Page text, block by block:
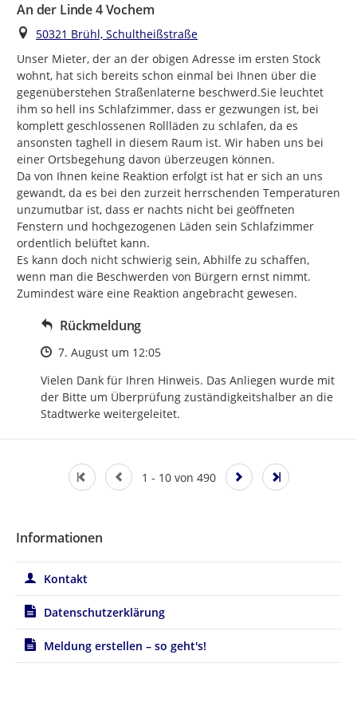
An der Linde 4 Vochem
Ort
50321 Brühl, Schultheißstraße
Unser Mieter, der an der obigen Adresse im ersten Stock
wohnt, hat sich bereits schon einmal bei Ihnen über die
gegenüberstehen Straßenlaterne beschwerd.Sie leuchtet
ihm so hell ins Schlafzimmer, dass er gezwungen ist, bei
komplett geschlossenen Rollläden zu schlafen, da es
ansonsten taghell in diesem Raum ist. Wir haben uns bei
einer Ortsbegehung davon überzeugen können.
Da von Ihnen keine Reaktion erfolgt ist hat er sich an uns
gewandt, da es bei den zurzeit herrschenden Temperaturen
unzumutbar ist, dass er nachts nicht bei geöffneten
Fenstern und hochgezogenen Läden sein Schlafzimmer
ordentlich belüftet kann.
Es kann doch nicht schwierig sein, Abhilfe zu schaffen,
wenn man die Beschwerden von Bürgern ernst nimmt.
Zumindest wäre eine Reaktion angebracht gewesen.
Rückmeldung
Zeitpunkt des Erstellens
7. August um 12:05
Vielen Dank für Ihren Hinweis. Das Anliegen wurde mit
der Bitte um Überprüfung zuständigkeitshalber an die
Stadtwerke weitergeleitet.
1 - 10 von 490
Informationen
Kontakt
Datenschutzerklärung
Meldung erstellen – so geht's!